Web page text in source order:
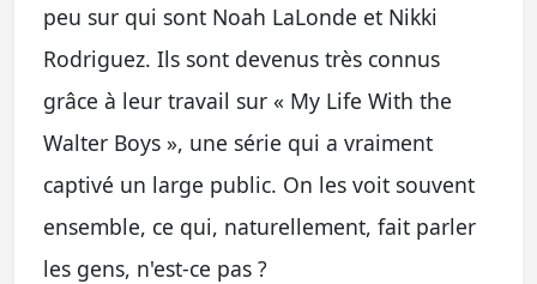
peu sur qui sont Noah LaLonde et Nikki
Rodriguez. Ils sont devenus très connus
grâce à leur travail sur « My Life With the
Walter Boys », une série qui a vraiment
captivé un large public. On les voit souvent
ensemble, ce qui, naturellement, fait parler
les gens, n'est-ce pas ?